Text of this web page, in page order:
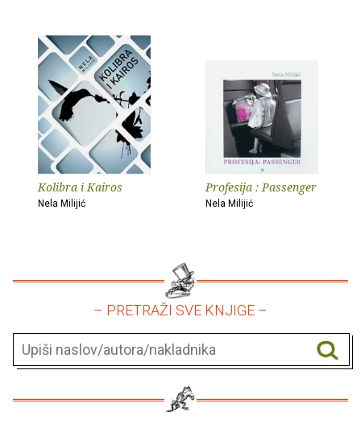
Kolibra i Kairos
Nela Milijić
Profesija : Passenger
Nela Milijić
– PRETRAŽI SVE KNJIGE –